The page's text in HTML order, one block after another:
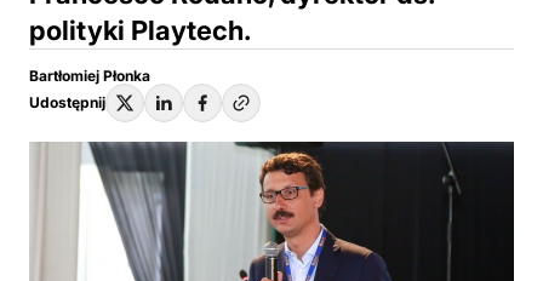
polityki Playtech.
Bartłomiej Płonka
Udostępnij